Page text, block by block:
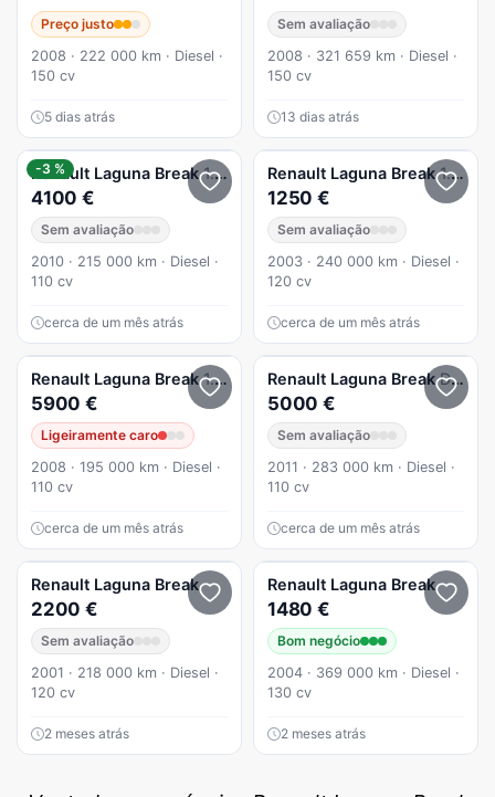
Preço justo
2008 · 222 000 km · Diesel ·
150 cv
5 dias atrás
Sem avaliação
2008 · 321 659 km · Diesel ·
150 cv
13 dias atrás
-3 %
Renault Laguna Break 1.5 dCi Expression
4100 €
Sem avaliação
2010 · 215 000 km · Diesel ·
110 cv
cerca de um mês atrás
Renault Laguna Break 1.9 dCi Dynamique
1250 €
Sem avaliação
2003 · 240 000 km · Diesel ·
120 cv
cerca de um mês atrás
Renault Laguna Break 1.5 dCi Dynamique S
5900 €
Ligeiramente caro
2008 · 195 000 km · Diesel ·
110 cv
cerca de um mês atrás
Renault Laguna Break Dinamique
5000 €
Sem avaliação
2011 · 283 000 km · Diesel ·
110 cv
cerca de um mês atrás
Renault Laguna Break
2200 €
Sem avaliação
2001 · 218 000 km · Diesel ·
120 cv
2 meses atrás
Renault Laguna Break
1480 €
Bom negócio
2004 · 369 000 km · Diesel ·
130 cv
2 meses atrás